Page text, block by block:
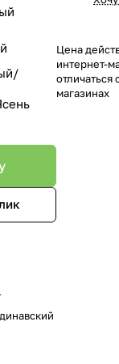
Цена
интернет-
отличаться
магазинах